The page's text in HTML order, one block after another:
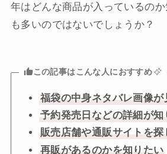
年はどんな商品が入っているの
も多いのではないでしょうか？
この記事はこんな人におすすめ
福袋の中身ネタバレ画像が
予約発売日などの詳細が知
販売店舗や通販サイトを探
再販があるのかを知りたい